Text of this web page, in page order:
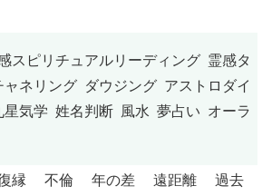
スピリチュアルリーディング 霊感タ
ネリング ダウジング アストロダイ
気学 姓名判断 風水 夢占い オーラ
縁 不倫 年の差 遠距離 過去